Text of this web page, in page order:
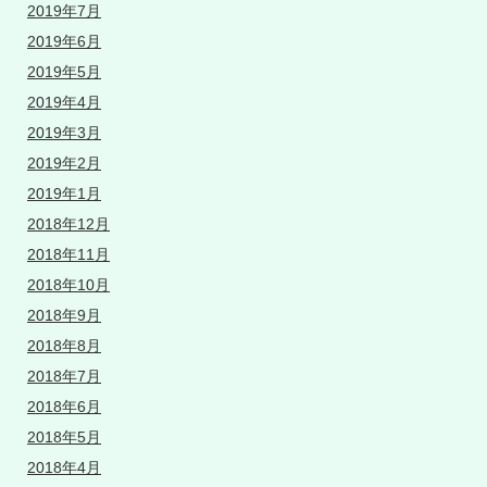
2019年7月
2019年6月
2019年5月
2019年4月
2019年3月
2019年2月
2019年1月
2018年12月
2018年11月
2018年10月
2018年9月
2018年8月
2018年7月
2018年6月
2018年5月
2018年4月